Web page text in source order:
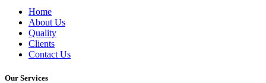
Home
About Us
Quality
Clients
Contact Us
Our Services